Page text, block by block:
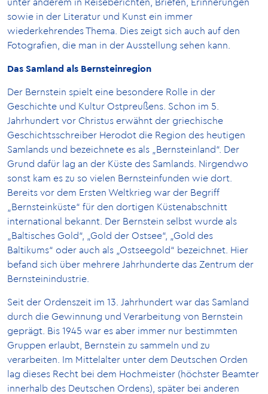
unter anderem in Reiseberichten, Briefen, Erinnerungen
sowie in der Literatur und Kunst ein immer
wiederkehrendes Thema. Dies zeigt sich auch auf den
Fotografien, die man in der Ausstellung sehen kann.
Das Samland als Bernsteinregion
Der Bernstein spielt eine besondere Rolle in der
Geschichte und Kultur Ostpreußens. Schon im 5.
Jahrhundert vor Christus erwähnt der griechische
Geschichtsschreiber Herodot die Region des heutigen
Samlands und bezeichnete es als „Bernsteinland“. Der
Grund dafür lag an der Küste des Samlands. Nirgendwo
sonst kam es zu so vielen Bernsteinfunden wie dort.
Bereits vor dem Ersten Weltkrieg war der Begriff
„Bernsteinküste“ für den dortigen Küstenabschnitt
international bekannt. Der Bernstein selbst wurde als
„Baltisches Gold“, „Gold der Ostsee“, „Gold des
Baltikums“ oder auch als „Ostseegold“ bezeichnet. Hier
befand sich über mehrere Jahrhunderte das Zentrum der
Bernsteinindustrie.
Seit der Ordenszeit im 13. Jahrhundert war das Samland
durch die Gewinnung und Verarbeitung von Bernstein
geprägt. Bis 1945 war es aber immer nur bestimmten
Gruppen erlaubt, Bernstein zu sammeln und zu
verarbeiten. Im Mittelalter unter dem Deutschen Orden
lag dieses Recht bei dem Hochmeister (höchster Beamter
innerhalb des Deutschen Ordens), später bei anderen